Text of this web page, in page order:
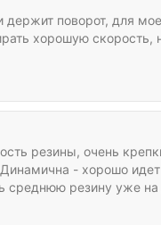
держит поворот, для
хорошую скорость,
резины, очень
- хорошо
среднюю резину уже на